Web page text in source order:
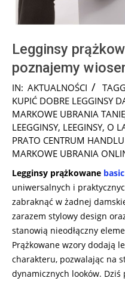
Legginsy
poznajemy
2024-
11-
25
IN: AKTUALNOŚCI
KUPIĆ DOBRE LEGGINSY
MARKOWE UBRANIA
LEEGGINSY, LEEGINSY, O
PRATO CENTRUM
MARKOWE UBRANIA
Legginsy prążkowane basic
uniwersalnych i
zabraknąć w żadnej
zarazem stylowy design
stanowią nieodłączny
Prążkowane wzory dodają
charakteru, pozwalając na
dynamicznych looków.